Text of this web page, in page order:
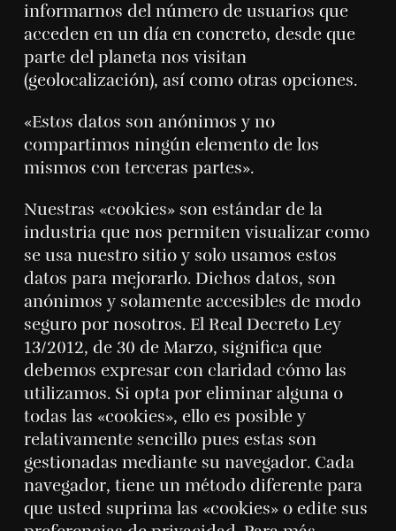
informarnos del número de usuarios que
acceden en un día en concreto, desde que
parte del planeta nos visitan
(geolocalización), así como otras opciones.
«Estos datos son anónimos y no
compartimos ningún elemento de los
mismos con terceras partes».
Nuestras «cookies» son estándar de la
industria que nos permiten visualizar como
se usa nuestro sitio y solo usamos estos
datos para mejorarlo. Dichos datos, son
anónimos y solamente accesibles de modo
seguro por nosotros. El Real Decreto Ley
13/2012, de 30 de Marzo, significa que
debemos expresar con claridad cómo las
utilizamos. Si opta por eliminar alguna o
todas las «cookies», ello es posible y
relativamente sencillo pues estas son
gestionadas mediante su navegador. Cada
navegador, tiene un método diferente para
que usted suprima las «cookies» o edite sus